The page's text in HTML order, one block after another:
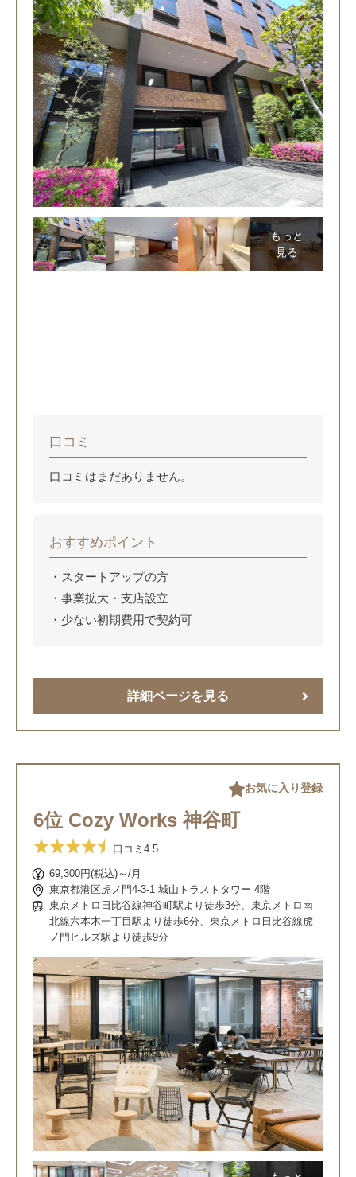
もっと
見る
口コミ
口コミはまだありません。
おすすめポイント
スタートアップの方
事業拡大・支店設立
少ない初期費用で契約可
詳細ページを見る
6位 Cozy Works 神谷町
口コミ 4.5
69,300円(税込)～/月
東京都港区虎ノ門4-3-1 城山トラストタワー 4階
東京メトロ日比谷線神谷町駅より徒歩3分、東京メトロ南
北線六本木一丁目駅より徒歩6分、東京メトロ日比谷線虎
ノ門ヒルズ駅より徒歩9分
お気に入り登録